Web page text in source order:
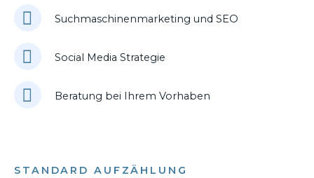
Suchmaschinenmarketing und SEO
Social Media Strategie
Beratung bei Ihrem Vorhaben
STANDARD AUFZÄHLUNG